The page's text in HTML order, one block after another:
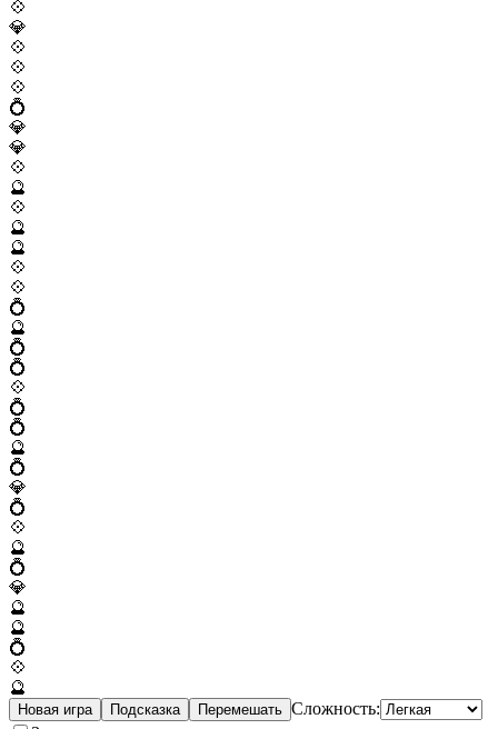
💠
💎
💠
💠
💠
💍
💎
💎
💠
🔮
💠
🔮
🔮
💠
💠
💍
🔮
💍
💍
💠
💍
💍
🔮
💍
💎
💍
💠
🔮
💍
💎
🔮
🔮
💍
💠
🔮
Новая игра Подсказка Перемешать Сложность: